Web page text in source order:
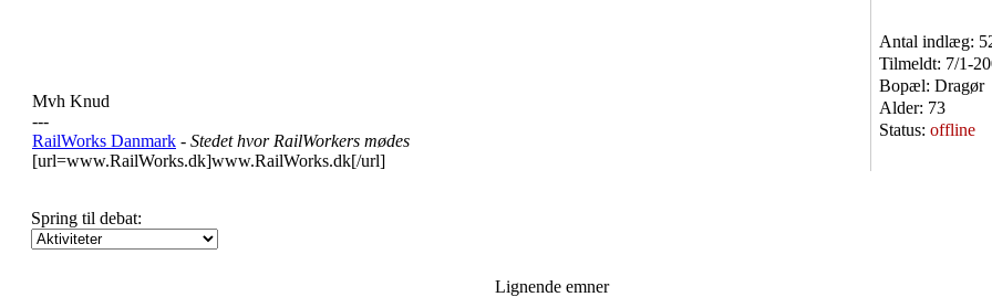
Antal indlæg:
Tilmeldt: 7/1-
Bopæl: Dragør
Alder: 73
Status: offline
Mvh Knud
---
RailWorks Danmark - Stedet hvor RailWorkers mødes
[url=www.RailWorks.dk]www.RailWorks.dk[/url]
Spring til debat:
Lignende emner